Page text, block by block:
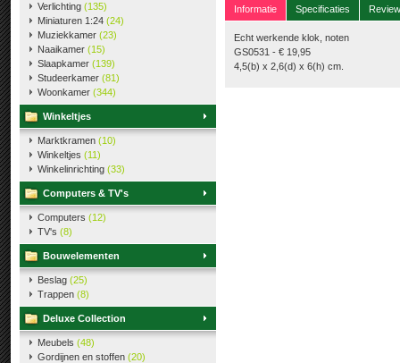
Verlichting (135)
Miniaturen 1:24 (24)
Muziekkamer (23)
Naaikamer (15)
Slaapkamer (139)
Studeerkamer (81)
Woonkamer (344)
Winkeltjes
Marktkramen (10)
Winkeltjes (11)
Winkelinrichting (33)
Computers & TV's
Computers (12)
TV's (8)
Bouwelementen
Beslag (25)
Trappen (8)
Deluxe Collection
Meubels (48)
Gordijnen en stoffen (20)
Informatie Specificaties
Echt werkende klok, noten
GS0531 - € 19,95
4,5(b) x 2,6(d) x 6(h) cm.